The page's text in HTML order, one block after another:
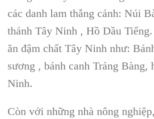
các danh lam thắng cảnh: Núi
thánh Tây Ninh , Hồ Dầu
ăn đậm chất Tây Ninh như:
sương , bánh canh Trảng Bàng,
Ninh.
Còn với những nhà nông